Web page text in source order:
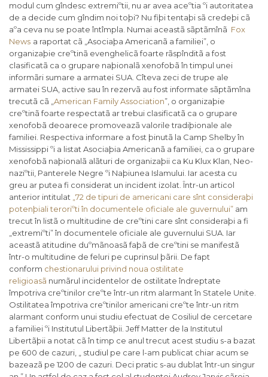
modul cum gîndesc extremiºtii, nu ar avea aceºtia ºi autoritatea
de a decide cum gîndim noi toþi? Nu fiþi tentaþi sã credeþi cã
aºa ceva nu se poate întîmpla. Numai aceastã sãptãmînã Fox
News a raportat cã „Asociaþa Americanã a familiei”, o
organizaþie creºtinã evenghelicã foarte rãspînditã a fost
clasificatã ca o grupare naþionalã xenofobã în timpul unei
informãri sumare a armatei SUA. Cîteva zeci de trupe ale
armatei SUA, active sau în rezervã au fost informate sãptãmîna
trecutã cã „ American Family Association”, o organizaþie
creºtinã foarte respectatã ar trebui clasificatã ca o grupare
xenofobã deoarece promoveazã valorile tradiþionale ale
familiei. Respectiva informare a fost þinutã la Camp Shelby în
Mississippi ºi a listat Asociaþia Americanã a familiei, ca o grupare
xenofobã naþionalã alãturi de organizaþii ca Ku Klux Klan, Neo-
naziºtii, Panterele Negre ºi Naþiunea Islamului. Iar acesta cu
greu ar putea fi considerat un incident izolat. Într-un articol
anterior intitulat „72 de tipuri de americani care sînt consideraþi
potenþiali teroriºti în documentele oficiale ale guvernului” am
trecut în listã o multitudine de creºtini care sînt consideraþi a fi
„extremiºti” în documentele oficiale ale guvernului SUA. Iar
aceastã atitudine duºmãnoasã faþã de creºtini se manifestã
într-o multitudine de feluri pe cuprinsul þãrii. De fapt
conform chestionarului privind noua ostilitate
religioasã numãrul incidentelor de ostilitate îndreptate
împotriva creºtinilor creºte într-un ritm alarmant în Statele Unite.
Ostilitatea împotriva creºtinilor americani creºte într-un ritm
alarmant conform unui studiu efectuat de Cosiliul de cercetare
a familiei ºi Institutul Libertãþii. Jeff Matter de la Institutul
Libertãþii a notat cã în timp ce anul trecut acest studiu s-a bazat
pe 600 de cazuri, „ studiul pe care l-am publicat chiar acum se
bazeazã pe 1200 de cazuri. Deci pratic s-au dublat într-un singur